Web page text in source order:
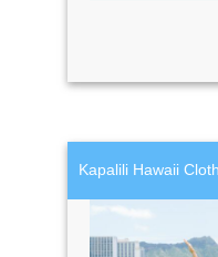
Kapalili Hawaii